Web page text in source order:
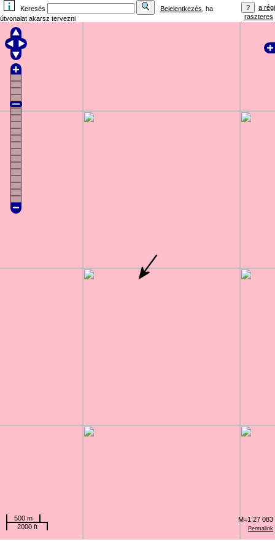
Keresés Bejelentkezés , ha
útvonalat akarsz tervezni
a régi
raszteres
Permalink
500 m
2000 ft
M=1:27 083